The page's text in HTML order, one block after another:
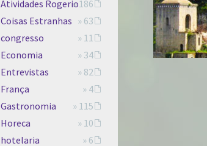
Atividades Rogerio» 186
Coisas Estranhas » 63
congresso
» 11
Economia
» 34
Entrevistas
» 82
França
» 4
Gastronomia
» 115
Horeca
» 10
hotelaria
» 6